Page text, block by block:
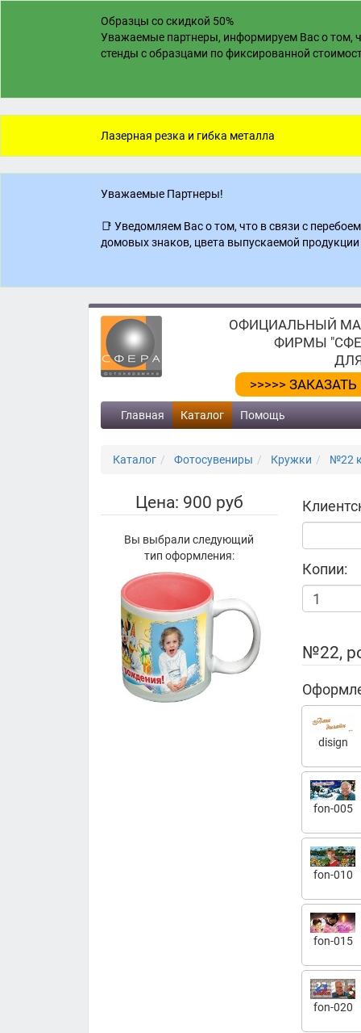
Образцы со скидкой 50%
Уважаемые партнеры, информируем Вас о том,
стенды с образцами по фиксированной
Лазерная резка и гибка металла
Уважаемые Партнеры!
📑 Уведомляем Вас о том, что в связи с
домовых знаков, цвета выпускаемой
ОФИЦИАЛЬНЫЙ
ФИРМЫ
>>>>>
Главная Каталог Помощь
Каталог Фотосувениры Кружки №22
Цена: 900 руб
Вы выбрали следующий
тип оформления:
Копии:
№22,
disign
fon-005
fon-010
fon-015
fon-020